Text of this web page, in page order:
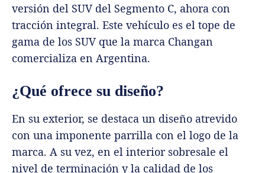
versión del SUV del Segmento C, ahora con
tracción integral. Este vehículo es el tope de
gama de los SUV que la marca Changan
comercializa en Argentina.
¿Qué ofrece su diseño?
En su exterior, se destaca un diseño atrevido
con una imponente parrilla con el logo de la
marca. A su vez, en el interior sobresale el
nivel de terminación y la calidad de los